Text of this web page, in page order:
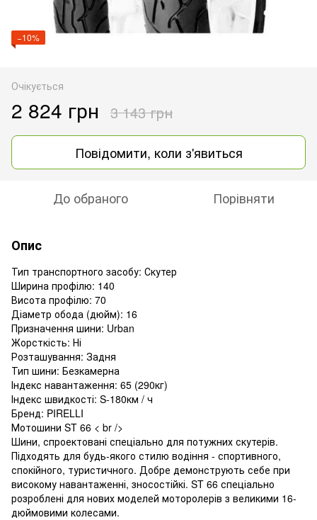
−10%
Очікується
2 824 грн 3 143 грн
Повідомити, коли з'явиться
До обраного Порівняти
Опис
Тип транспортного засобу: Скутер
Ширина профілю: 140
Висота профілю: 70
Діаметр обода (дюйм): 16
Призначення шини: Urban
Жорсткість: Ні
Розташування: Задня
Тип шини: Безкамерна
Індекс навантаження: 65 (290кг)
Індекс швидкості: S-180км / ч
Бренд: PIRELLI
Мотошини ST 66 < br />
Шини, спроектовані спеціально для потужних скутерів.
Підходять для будь-якого стилю водіння - спортивного,
спокійного, туристичного. Добре демонструють себе при
високому навантаженні, зносостійкі. ST 66 спеціально
розроблені для нових моделей моторолерів з великими 16-
дюймовими колесами.